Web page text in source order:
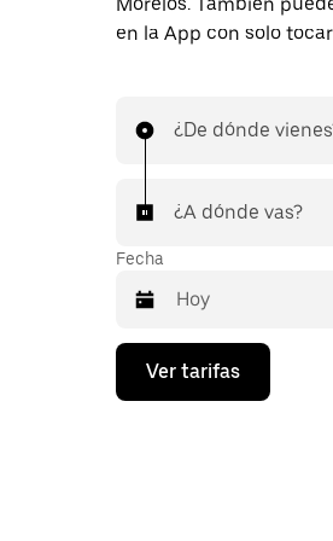
en la App con solo
¿De dónde
¿A dónde vas?
Fecha
Presiona
flecha
Ver tarifas